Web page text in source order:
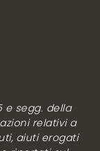
e segg. della
relativi a
aiuti erogati